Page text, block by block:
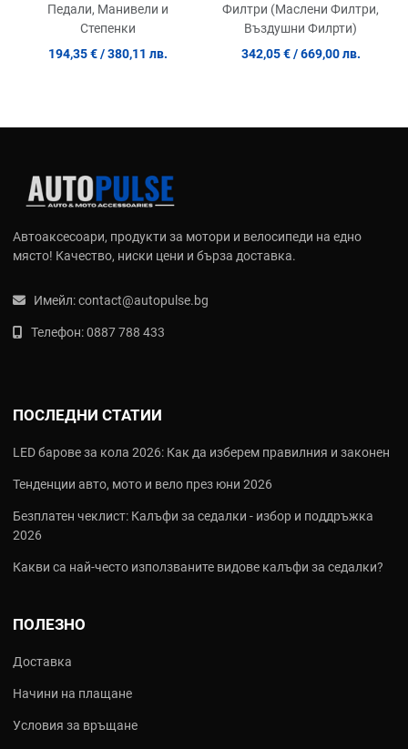
Педали, Манивели и
Степенки
194,35 € / 380,11 лв.
Филтри (Маслени Филтри,
Въздушни Филрти)
342,05 € / 669,00 лв.
Автоаксесоари, продукти за мотори и велосипеди на едно
място! Качество, ниски цени и бърза доставка.
Имейл:contact@autopulse.bg
Телефон:0887 788 433
ПОСЛЕДНИ СТАТИИ
LED барове за кола 2026: Как да изберем правилния и законен
Тенденции авто, мото и вело през юни 2026
Безплатен чеклист: Калъфи за седалки - избор и поддръжка
2026
Какви са най‑често използваните видове калъфи за седалки?
ПОЛЕЗНО
Доставка
Начини на плащане
Условия за връщане